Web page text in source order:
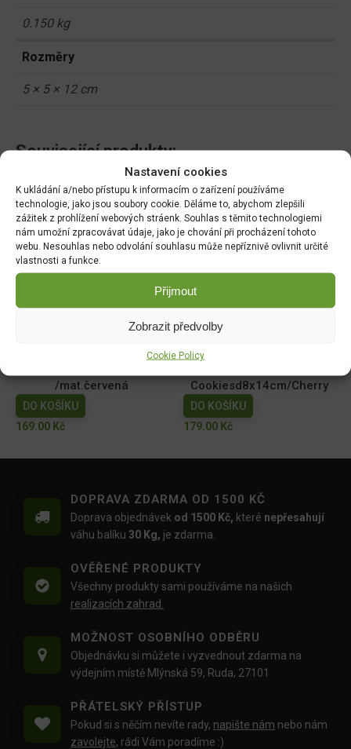
Nastavení cookies
K ukládání a/nebo přístupu k informacím o zařízení používáme
technologie, jako jsou soubory cookie. Děláme to, abychom zlepšili
zážitek z prohlížení webových stráenk. Souhlas s těmito technologiemi
nám umožní zpracovávat údaje, jako je chování při procházení tohoto
webu. Nesouhlas nebo odvolání souhlasu může nepříznivě ovlivnit určité
vlastnosti a funkce.
Přijmout
Zobrazit předvolby
Cookie Policy
0.150 kg
Rozměry
5 × 5 × 12 cm
Související produkty:
AROME sójová svíčka 400g
dřevěný knot Soft Linen
DO KOŠÍKU
299.00Kč
Františky vánoční 36ks - 6
vůní
DO KOŠÍKU
45.00Kč
SvíčkaAdventd5x10cm/4ks
169.00
/mat.červená
DO KOŠÍKU
169.00 Kč
Cookiesd8x14cm/Cherry
DO KOŠÍKU
179.00 Kč
DOPRAVA ZDARMA OD 1500 KČ
Doprava objednávek od 1500 Kč, které nepřesahují
váhu balíku 30 Kg, je zdarma.
OVĚŘENÉ PRODUKTY
Všechny produkty sami používáme na našich
realizacích zahrad.
MOŽNOST OSOBNÍHO ODBĚRU
Objednávku si můžete i vyzvednout zdarma na
výdejním místě Mlýnská 59, Ruda, 27101
PŘÁTELSKÝ PŘÍSTUP
Pokud si s něčím nevíte rady, napište nám nebo nám
zavolejte, rádi Vám poradíme :)